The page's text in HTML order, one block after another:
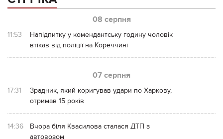
08 серпня
11:53
Напідпитку у комендантську годину чоловік
втікав від поліції на Кореччині
07 серпня
17:31
Зрадник, який коригував удари по Харкову,
отримав 15 років
14:36
Вчора біля Квасилова сталася ДТП з
автовозом